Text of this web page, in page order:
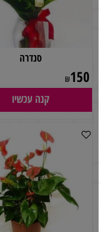
סנדרה
₪ 150
קנה עכשיו